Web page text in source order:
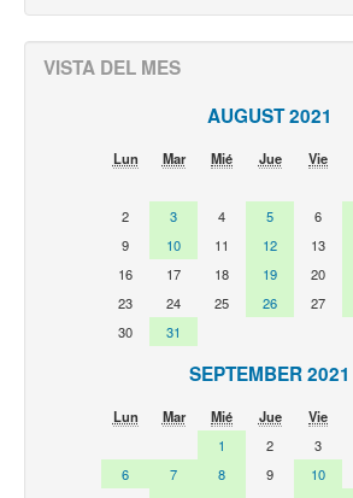
VISTA DEL MES
AUGUST 2021
Lun Mar Mié Jue Vie
2
3 4 5 6
9
10 11 12 13
16
17 18 19 20
23
24 25 26 27
30
31
SEPTEMBER 2021
Lun Mar Mié Jue Vie
1
2 3
6
7 8 9 10